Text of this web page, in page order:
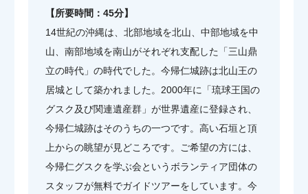
【所要時間：45分】
14世紀の沖縄は、北部地域を北山、中部地域を中
山、南部地域を南山がそれぞれ支配した「三山鼎
立の時代」の時代でした。今帰仁城跡は北山王の
居城として築かれました。2000年に「琉球王国の
グスク及び関連遺産群」が世界遺産に登録され、
今帰仁城跡はそのうちの一つです。高い石垣と頂
上からの眺望が見どころです。ご希望の方には、
今帰仁グスクを学ぶ会というボランティア団体の
スタッフが無料でガイドツアーをしています。今